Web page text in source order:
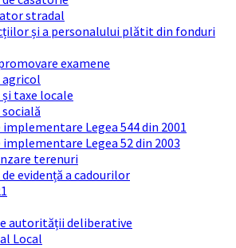
stradal
și a personalului plătit din fonduri
examene
taxe locale
Legea 544 din 2001
Legea 52 din 2003
terenuri
evidență a cadourilor
autorității deliberative
Local